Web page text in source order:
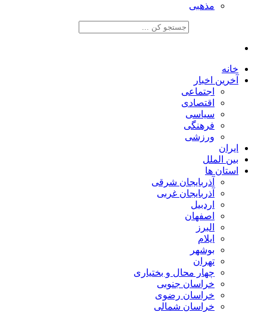
مذهبی
خانه
آخرین اخبار
اجتماعی
اقتصادی
سیاسی
فرهنگی
ورزشی
ایران
بین الملل
استان ها
آذربایجان شرقی
آذربایجان غربی
اردبیل
اصفهان
البرز
ایلام
بوشهر
تهران
چهار محال و بختیاری
خراسان جنوبی
خراسان رضوی
خراسان شمالی